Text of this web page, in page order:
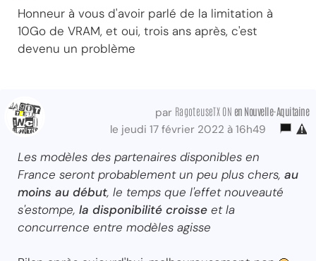
Honneur à vous d'avoir parlé de la limitation à
10Go de VRAM, et oui, trois ans après, c'est
devenu un problème
par RagoteuseTX ON en Nouvelle-Aquitaine
le jeudi 17 février 2022 à 16h49
Les modèles des partenaires disponibles en
France seront probablement un peu plus chers, au
moins au début, le temps que l'effet nouveauté
s'estompe, la disponibilité croisse et la
concurrence entre modèles agisse